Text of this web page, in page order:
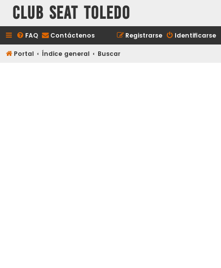
Club Seat Toledo
FAQ Contáctenos Identificarse
Registrarse
Portal Índice general Buscar